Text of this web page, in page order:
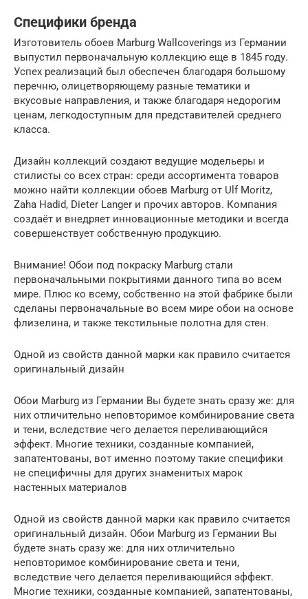
Специфики бренда
Изготовитель обоев Marburg Wallcoverings из Германии
выпустил первоначальную коллекцию еще в 1845 году.
Успех реализаций был обеспечен благодаря большому
перечню, олицетворяющему разные тематики и
вкусовые направления, и также благодаря недорогим
ценам, легкодоступным для представителей среднего
класса.
Дизайн коллекций создают ведущие модельеры и
стилисты со всех стран: среди ассортимента товаров
можно найти коллекции обоев Marburg от Ulf Moritz,
Zaha Hadid, Dieter Langer и прочих авторов. Компания
создаёт и внедряет инновационные методики и всегда
совершенствует собственную продукцию.
Внимание! Обои под покраску Marburg стали
первоначальными покрытиями данного типа во всем
мире. Плюс ко всему, собственно на этой фабрике были
сделаны первоначальные во всем мире обои на основе
флизелина, и также текстильные полотна для стен.
Одной из свойств данной марки как правило считается
оригинальный дизайн
Обои Marburg из Германии Вы будете знать сразу же: для
них отличительно неповторимое комбинирование света
и тени, вследствие чего делается переливающийся
эффект. Многие техники, созданные компанией,
запатентованы, вот именно поэтому такие специфики
не специфичны для других знаменитых марок
настенных материалов
Одной из свойств данной марки как правило считается
оригинальный дизайн. Обои Marburg из Германии Вы
будете знать сразу же: для них отличительно
неповторимое комбинирование света и тени,
вследствие чего делается переливающийся эффект.
Многие техники, созданные компанией, запатентованы,